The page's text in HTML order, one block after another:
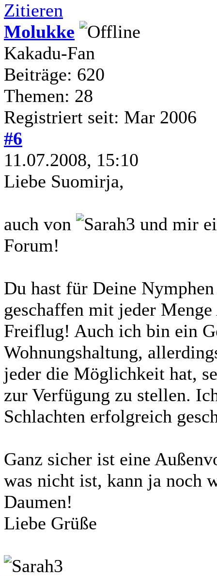
Zitieren
Molukke
Kakadu-Fan
Beiträge: 620
Themen: 28
Registriert seit: Mar 2006
#6
11.07.2008, 15:10
Liebe Suomirja,
auch von
und mir
Forum!
Du hast für Deine
geschaffen mit jeder
Freiflug! Auch ich bin ein
Wohnungshaltung,
jeder die Möglichkeit hat,
zur Verfügung zu stellen.
Schlachten erfolgreich
Ganz sicher ist eine
was nicht ist, kann ja noch
Daumen!
Liebe Grüße